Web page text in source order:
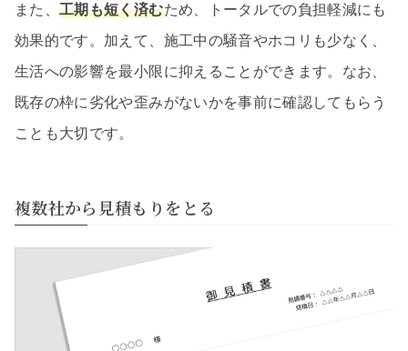
また、工期も短く済むため、トータルでの負担軽減にも
効果的です。加えて、施工中の騒音やホコリも少なく、
生活への影響を最小限に抑えることができます。なお、
既存の枠に劣化や歪みがないかを事前に確認してもらう
ことも大切です。
複数社から見積もりをとる